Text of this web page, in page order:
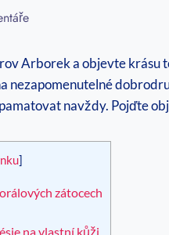
Arborek a objevte
nezapomenutelné
navždy. Pojďte
]
zátocech
na vlastní kůži